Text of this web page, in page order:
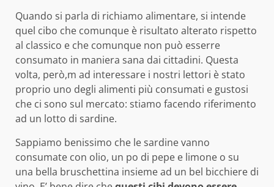
Quando si parla di richiamo alimentare, si intende
quel cibo che comunque è risultato alterato rispetto
al classico e che comunque non può esserre
consumato in maniera sana dai cittadini. Questa
volta, però,m ad interessare i nostri lettori è stato
proprio uno degli alimenti più consumati e gustosi
che ci sono sul mercato: stiamo facendo riferimento
ad un lotto di sardine.
Sappiamo benissimo che le sardine vanno
consumate con olio, un po di pepe e limone o su
una bella bruschettina insieme ad un bel bicchiere di